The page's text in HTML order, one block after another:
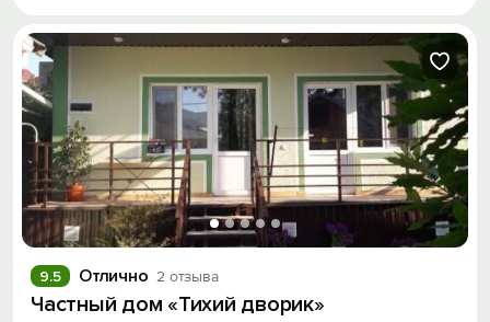
Отлично 2 отзыва
9.5
Частный дом «Тихий дворик»